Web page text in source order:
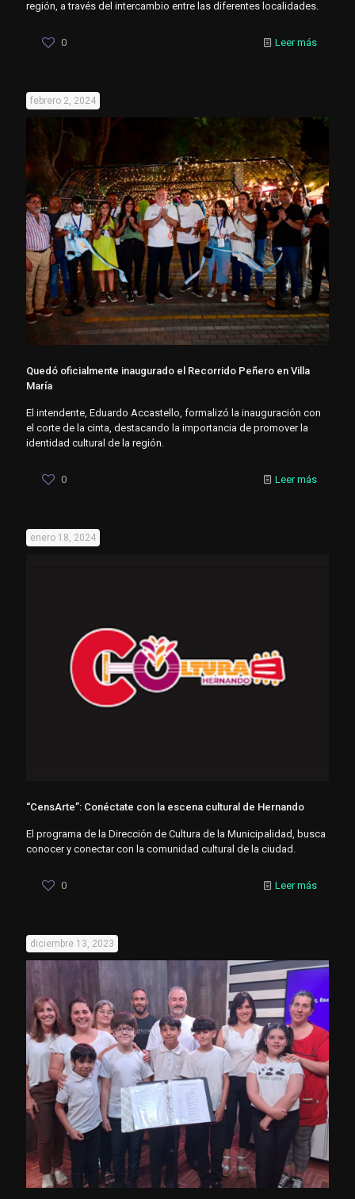
región, a través del intercambio entre las diferentes localidades.
0 Leer más
febrero 2, 2024
Quedó oficialmente inaugurado el Recorrido Peñero en Villa
María
El intendente, Eduardo Accastello, formalizó la inauguración con
el corte de la cinta, destacando la importancia de promover la
identidad cultural de la región.
0 Leer más
enero 18, 2024
“CensArte”: Conéctate con la escena cultural de Hernando
El programa de la Dirección de Cultura de la Municipalidad, busca
conocer y conectar con la comunidad cultural de la ciudad.
0 Leer más
diciembre 13, 2023